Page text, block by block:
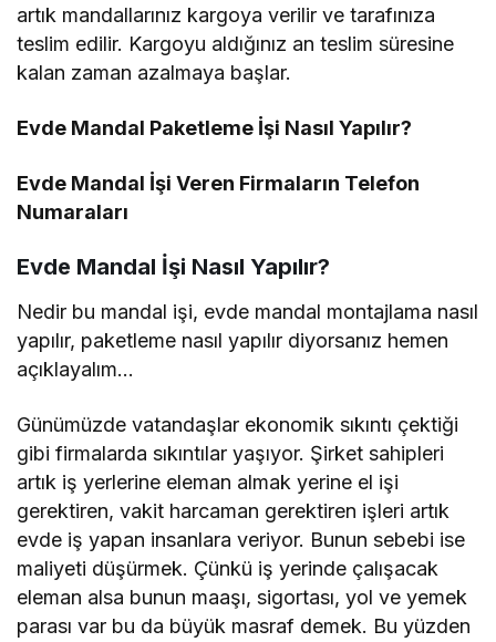
artık mandallarınız kargoya verilir ve tarafınıza
teslim edilir. Kargoyu aldığınız an teslim süresine
kalan zaman azalmaya başlar.
Evde Mandal Paketleme İşi Nasıl Yapılır?
Evde Mandal İşi Veren Firmaların Telefon
Numaraları
Evde Mandal İşi Nasıl Yapılır?
Nedir bu mandal işi, evde mandal montajlama nasıl
yapılır, paketleme nasıl yapılır diyorsanız hemen
açıklayalım…
Günümüzde vatandaşlar ekonomik sıkıntı çektiği
gibi firmalarda sıkıntılar yaşıyor. Şirket sahipleri
artık iş yerlerine eleman almak yerine el işi
gerektiren, vakit harcaman gerektiren işleri artık
evde iş yapan insanlara veriyor. Bunun sebebi ise
maliyeti düşürmek. Çünkü iş yerinde çalışacak
eleman alsa bunun maaşı, sigortası, yol ve yemek
parası var bu da büyük masraf demek. Bu yüzden